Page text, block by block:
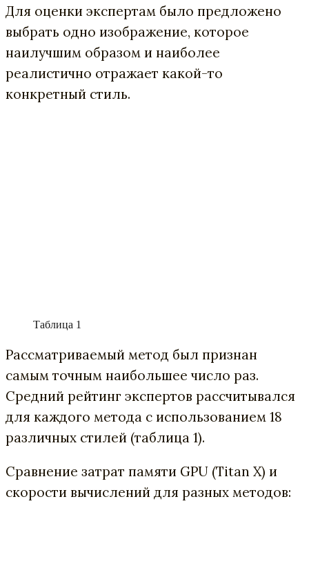
Для оценки экспертам было предложено
выбрать одно изображение, которое
наилучшим образом и наиболее
реалистично отражает какой-то
конкретный стиль.
Таблица 1
Рассматриваемый метод был признан
самым точным наибольшее число раз.
Средний рейтинг экспертов рассчитывался
для каждого метода с использованием 18
различных стилей (таблица 1).
Сравнение затрат памяти GPU (Titan X) и
скорости вычислений для разных методов: